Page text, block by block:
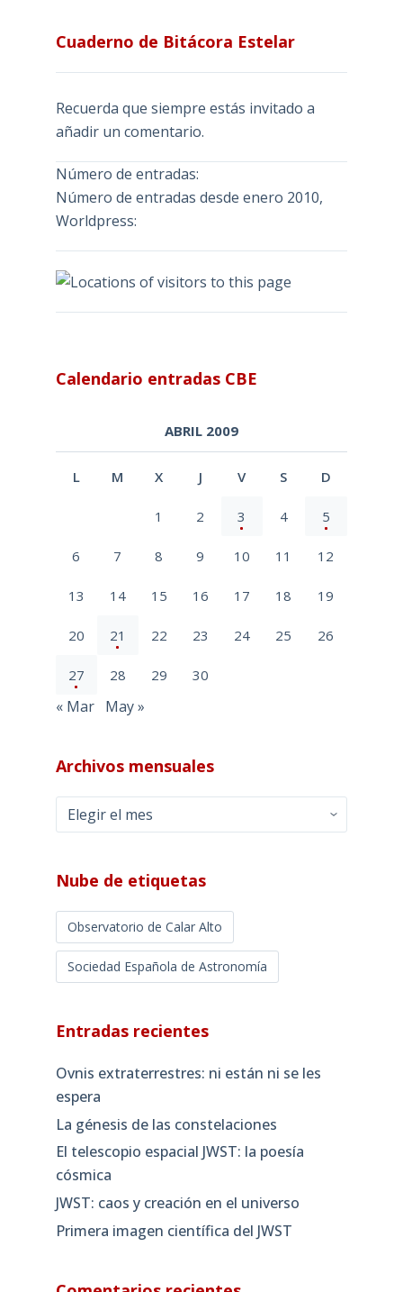
Cuaderno de Bitácora Estelar
Recuerda que siempre estás invitado a
añadir un comentario.
Número de entradas:
Número de entradas desde enero 2010,
Worldpress:
Calendario entradas CBE
ABRIL 2009
L M X J V S D
1 2 3 4 5
6 7 8 9 10 11 12
13 14 15 16 17 18 19
20 21 22 23 24 25 26
27 28 29 30
« Mar May »
Archivos mensuales
Archivos
mensuales
Nube de etiquetas
Observatorio de Calar Alto
Sociedad Española de Astronomía
Entradas recientes
Ovnis extraterrestres: ni están ni se les
espera
La génesis de las constelaciones
El telescopio espacial JWST: la poesía
cósmica
JWST: caos y creación en el universo
Primera imagen científica del JWST